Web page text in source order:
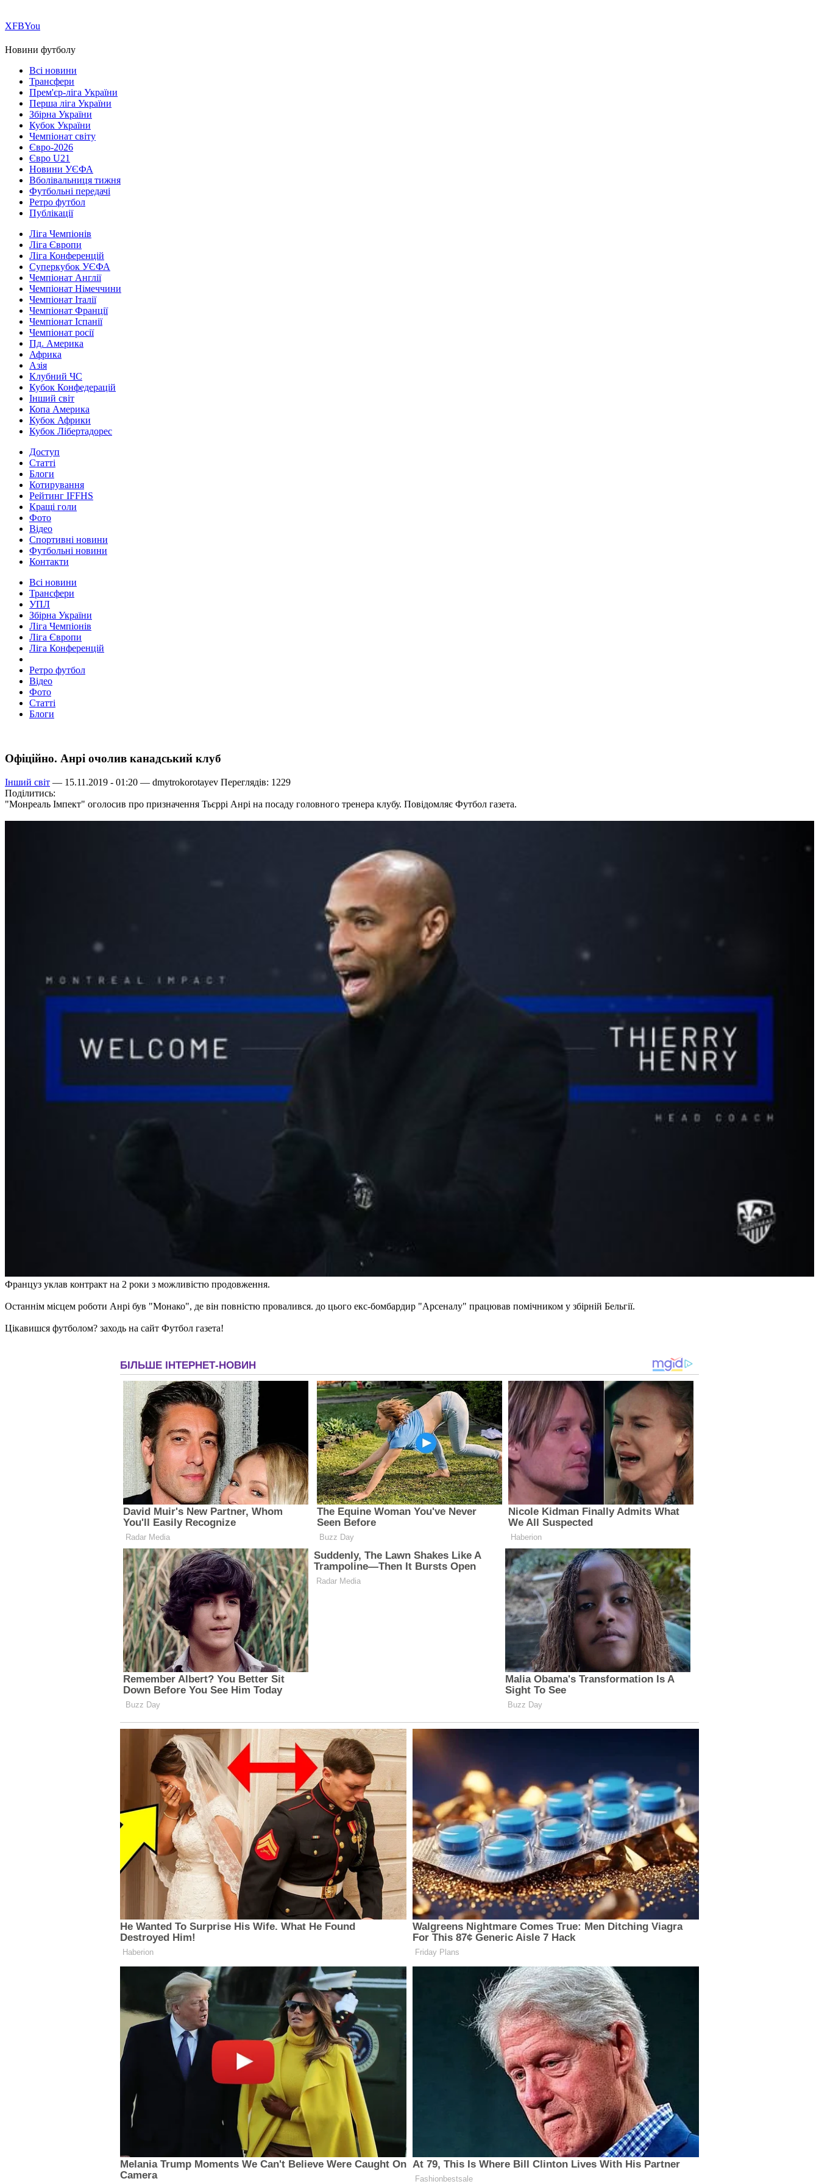
ХFBYou
Новини футболу
Всі новини
Трансфери
Прем'єр-ліга України
Перша ліга України
Збірна України
Кубок України
Чемпіонат світу
Євро-2026
Євро U21
Новини УЄФА
Вболівальниця тижня
Футбольні передачі
Ретро футбол
Публікації
Ліга Чемпіонів
Ліга Європи
Ліга Конференцій
Суперкубок УЄФА
Чемпіонат Англії
Чемпіонат Німеччини
Чемпіонат Італії
Чемпіонат Франції
Чемпіонат Іспанії
Чемпіонат росії
Пд. Америка
Африка
Азія
Клубний ЧС
Кубок Конфедерацій
Інший світ
Копа Америка
Кубок Африки
Кубок Лібертадорес
Доступ
Статті
Блоги
Котирування
Рейтинг IFFHS
Кращі голи
Фото
Відео
Спортивні новини
Футбольні новини
Контакти
Всі новини
Трансфери
УПЛ
Збірна України
Ліга Чемпіонів
Ліга Європи
Ліга Конференцій
Ретро футбол
Відео
Фото
Статті
Блоги
Офіційно. Анрі очолив канадський клуб
Інший світ — 15.11.2019 - 01:20 — dmytrokorotayev Переглядів: 1229
Поділитись:
"Монреаль Імпект" оголосив про призначення Тьєррі Анрі на посаду головного тренера клубу. Повідомляє Футбол газета.
Француз уклав контракт на 2 роки з можливістю продовження.
Останнім місцем роботи Анрі був "Монако", де він повністю провалився. до цього екс-бомбардир "Арсеналу" працював помічником у збірній Бельгії.
Цікавишся футболом? заходь на сайт Футбол газета!